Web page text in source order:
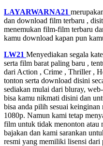
LAYARWARNA21
dan download film terbaru ,
menemukan film-film terbaru
kamu download kapan pun
LW21 Menyediakan segala
serta film barat paling baru ,
dari Action , Crime , Thriller ,
tonton serta download disini
sediakan mulai dari bluray,
bisa kamu nikmati disini dan
bisa anda pilih sesuai
1080p. Namun kami tetap
film untuk tidak menonton atau
bajakan dan kami sarankan
resmi yang memiliki lisensi dari